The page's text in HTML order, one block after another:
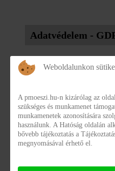
Adatvédelem -
Az intézmény adatvédelmi
Adatvédelmi tisztviselő:
Selmeciné dr. Kató
Weboldalunkon
A pmoeszi.hu-n kizárólag az
szükséges és munkamenet
munkamenetek azonosítására
használunk. A Hatóság oldalán
bővebb tájékoztatás a
megnyomásával érhető el.